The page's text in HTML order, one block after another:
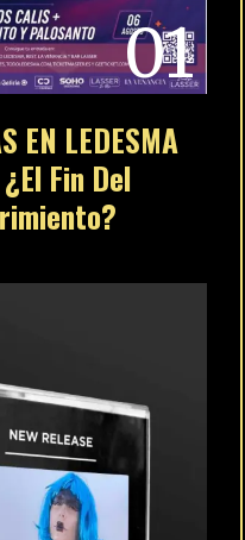
01
EN LEDESMA
Fin Del